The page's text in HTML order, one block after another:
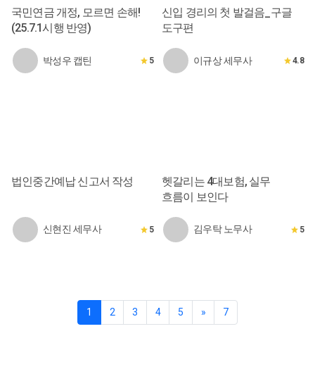
국민연금 개정, 모르면 손해!
(25.7.1시행 반영)
박성우 캡틴 5
신입 경리의 첫 발걸음_구글
도구편
이규상 세무사 4.8
법인중간예납 신고서 작성
신현진 세무사 5
헷갈리는 4대보험, 실무
흐름이 보인다
김우탁 노무사 5
1 2 3 4 5 » 7